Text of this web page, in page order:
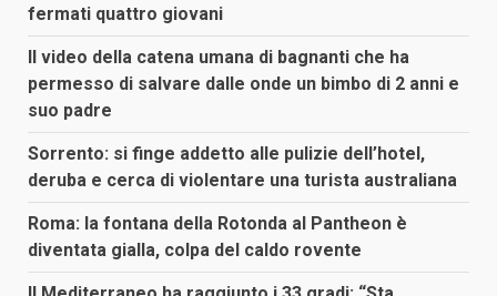
fermati quattro giovani
Il video della catena umana di bagnanti che ha
permesso di salvare dalle onde un bimbo di 2 anni e
suo padre
Sorrento: si finge addetto alle pulizie dell’hotel,
deruba e cerca di violentare una turista australiana
Roma: la fontana della Rotonda al Pantheon è
diventata gialla, colpa del caldo rovente